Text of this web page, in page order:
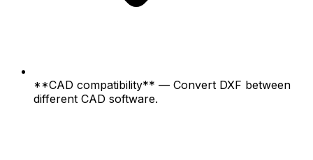
**CAD compatibility** — Convert DXF between
different CAD software.